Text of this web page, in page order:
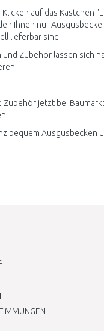
auf das Kästchen
Ihnen nur
lieferbar sind.
Zubehör lassen sich
Zubehör jetzt bei
bequem Ausgusbecken